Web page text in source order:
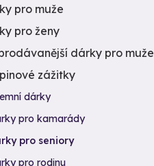
pro muže
pro ženy
dárky pro muže
zážitky
dárky
pro kamarády
pro seniory
pro rodinu